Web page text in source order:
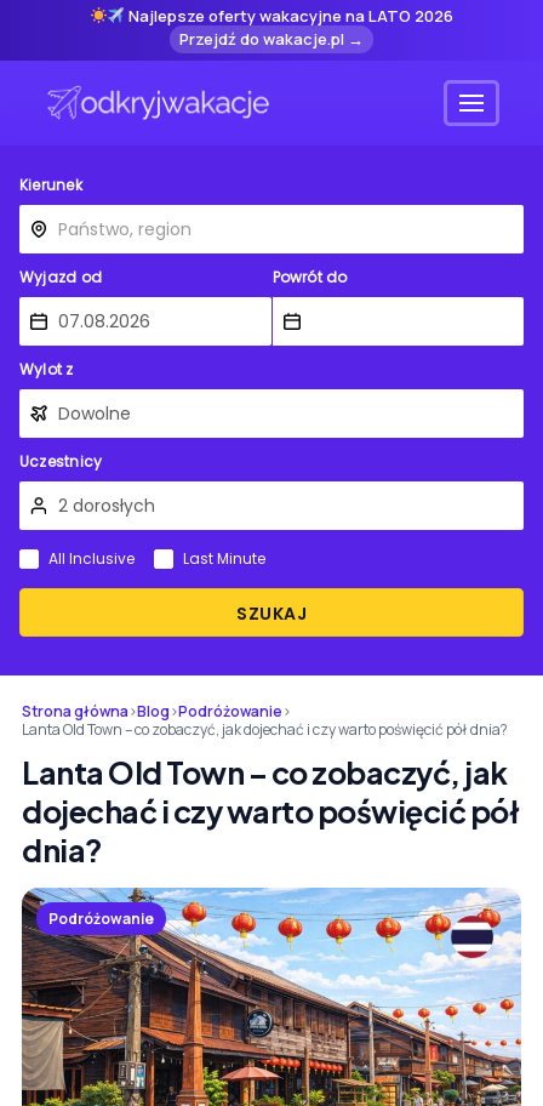
Najlepsze oferty wakacyjne na LATO 2026
Przejdź do wakacje.pl →
Menu
Kierunek
Wyjazd od Powrót do
Wylot z
Uczestnicy
SZUKAJ
All Inclusive Last Minute
Strona główna›Blog›Podróżowanie›
Lanta Old Town – co zobaczyć, jak dojechać i czy warto poświęcić pół dnia?
Lanta Old Town – co zobaczyć, jak
dojechać i czy warto poświęcić pół
dnia?
Podróżowanie